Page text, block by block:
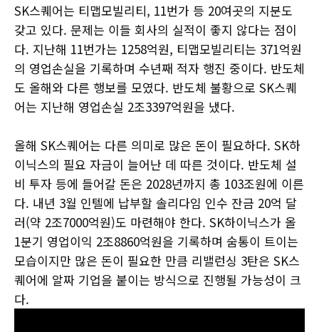
SK스퀘어는 티맵모빌리티, 11번가 등 20여곳의 지분도
갖고 있다. 문제는 이들 회사의 실적이 좋지 않다는 점이
다. 지난해 11번가는 1258억원, 티맵모빌리티는 371억원
의 영업손실을 기록하며 수년째 적자 행진 중이다. 반도체
도 올해와 다른 행보를 모였다. 반도체 불황으로 SK스퀘
어는 지난해 영업손실 2조3397억원을 냈다.
올해 SK스퀘어는 다른 의미로 많은 돈이 필요하다. SK하
이닉스의 필요 자금이 늘어난 데 따른 것이다. 반도체 설
비 투자 등에 들어갈 돈은 2028년까지 총 103조원에 이른
다. 내년 3월 인텔에 납부할 솔리다임 인수 잔금 20억 달
러(약 2조7000억원)도 마련해야 한다. SK하이닉스가 올
1분기 영업이익 2조8860억원을 기록하며 숨통이 트이는
모습이지만 많은 돈이 필요한 만큼 리밸런싱 3탄은 SK스
퀘어에 알짜 기업을 붙이는 방식으로 진행될 가능성이 크
다.